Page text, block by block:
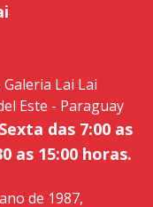
Lai Lai
Este - Paraguay
das 7:00 as
as 15:00 horas.
de 1987,